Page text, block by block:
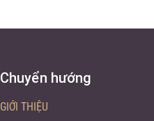
Chuyển hướng
GIỚI THIỆU